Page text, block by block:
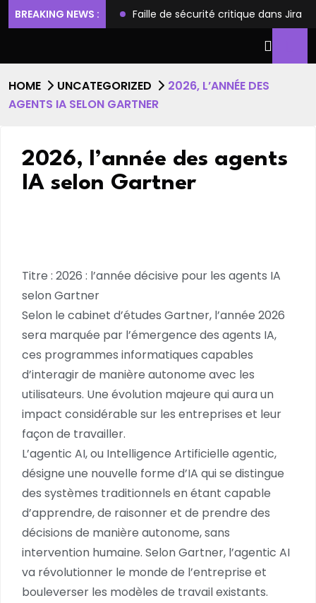
BREAKING NEWS :
et l’accès root Faille de sécurité critique dans Jira
HOME UNCATEGORIZED
2026, L’ANNÉE DES
AGENTS IA SELON GARTNER
2026, l’année des agents
IA selon Gartner
Titre : 2026 : l’année décisive pour les agents IA
selon Gartner
Selon le cabinet d’études Gartner, l’année 2026
sera marquée par l’émergence des agents IA,
ces programmes informatiques capables
d’interagir de manière autonome avec les
utilisateurs. Une évolution majeure qui aura un
impact considérable sur les entreprises et leur
façon de travailler.
L’agentic AI, ou Intelligence Artificielle agentic,
désigne une nouvelle forme d’IA qui se distingue
des systèmes traditionnels en étant capable
d’apprendre, de raisonner et de prendre des
décisions de manière autonome, sans
intervention humaine. Selon Gartner, l’agentic AI
va révolutionner le monde de l’entreprise et
bouleverser les modèles de travail existants.